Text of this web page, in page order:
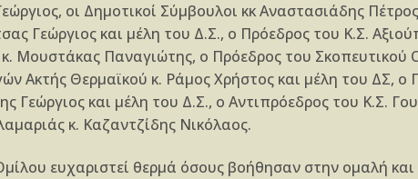
οι Δημοτικοί Σύμβουλοι κκ Αναστασιάδης
Γεώργιος και μέλη του Δ.Σ., ο Πρόεδρος του Κ.Σ.
Μουστάκας Παναγιώτης, ο Πρόεδρος του
Ακτής Θερμαϊκού κ. Ράμος Χρήστος και μέλη του ΔΣ,
Γεώργιος και μέλη του Δ.Σ., ο Αντιπρόεδρος του Κ.Σ.
κ. Καζαντζίδης Νικόλαος.
ευχαριστεί θερμά όσους βοήθησαν στην ομαλή